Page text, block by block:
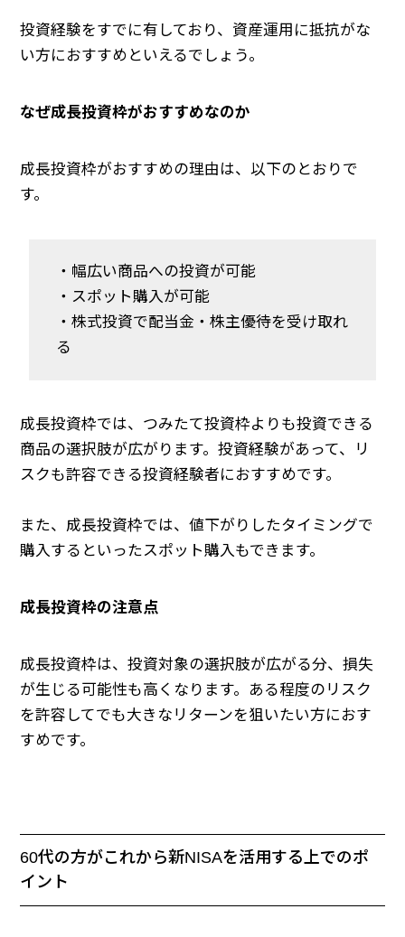
投資経験をすでに有しており、資産運用に抵抗がな
い方におすすめといえるでしょう。
なぜ成長投資枠がおすすめなのか
成長投資枠がおすすめの理由は、以下のとおりで
す。
・幅広い商品への投資が可能
・スポット購入が可能
・株式投資で配当金・株主優待を受け取れ
る
成長投資枠では、つみたて投資枠よりも投資できる
商品の選択肢が広がります。投資経験があって、リ
スクも許容できる投資経験者におすすめです。
また、成長投資枠では、値下がりしたタイミングで
購入するといったスポット購入もできます。
成長投資枠の注意点
成長投資枠は、投資対象の選択肢が広がる分、損失
が生じる可能性も高くなります。ある程度のリスク
を許容してでも大きなリターンを狙いたい方におす
すめです。
60代の方がこれから新NISAを活用する上でのポ
イント